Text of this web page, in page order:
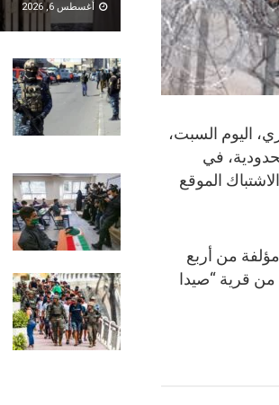
السوري، اليوم السبت،
في
الموقع
من أربع
من قرية “صيدا
أغسطس 6, 2026